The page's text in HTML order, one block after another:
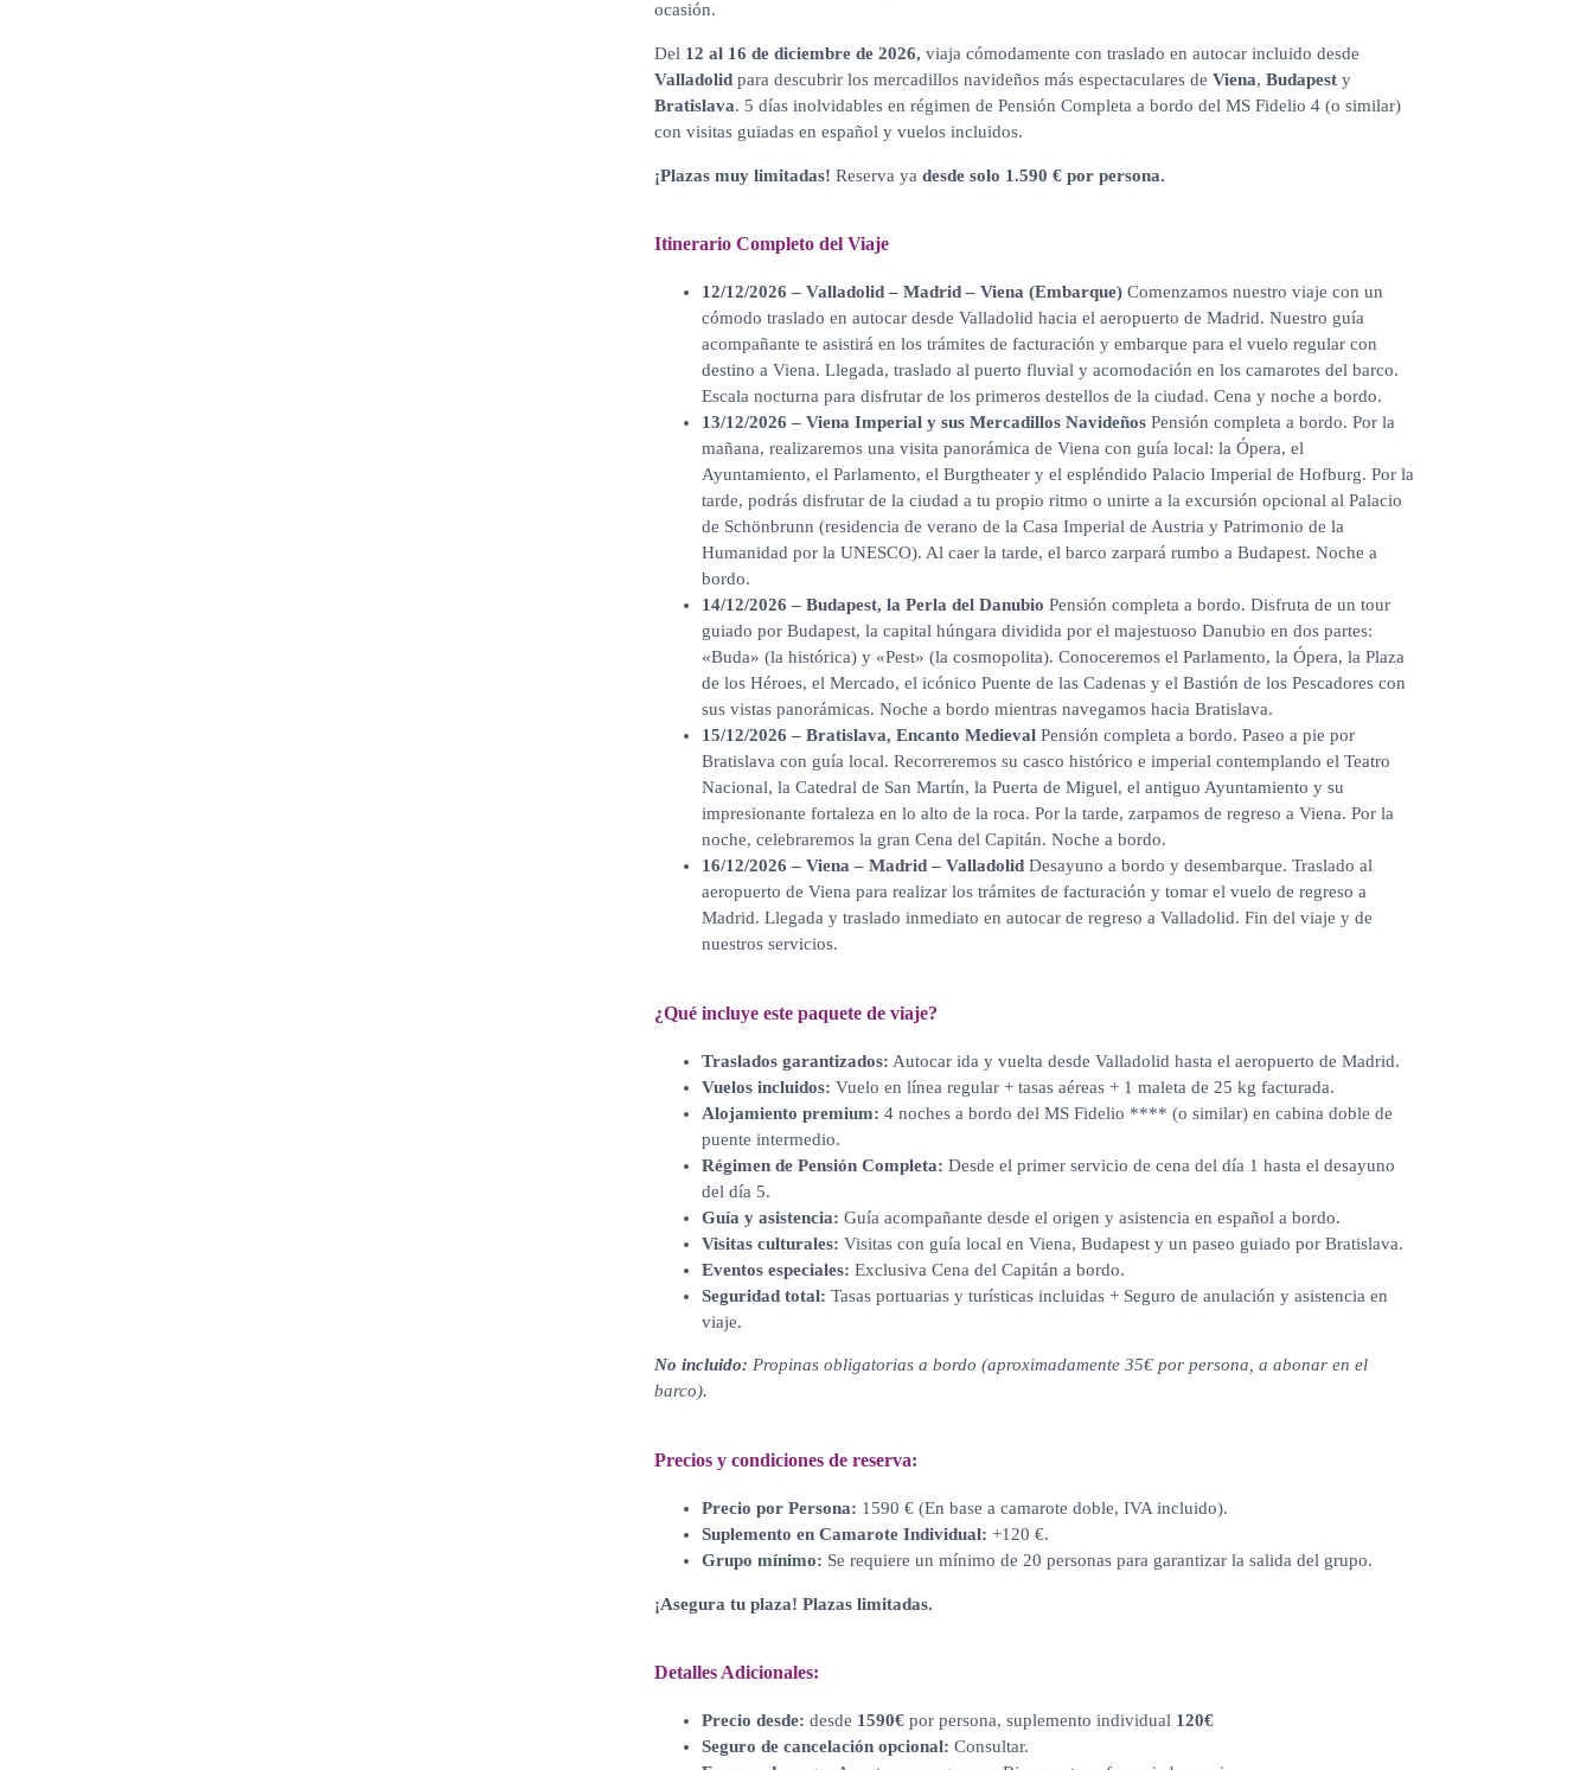
ocasión.
Del 12 al 16 de diciembre de 2026,viaja cómodamente con traslado en autocar incluido desde
Valladolidpara descubrir los mercadillos navideños más espectaculares deViena,Budapest y
Bratislava. 5 días inolvidables en régimen de Pensión Completa a bordo del MS Fidelio 4 (o similar)
con visitas guiadas en español y vuelos incluidos.
¡Plazas muy limitadas!Reserva yadesde solo 1.590 € por persona.
Itinerario Completo del Viaje
12/12/2026 –Valladolid – Madrid – Viena (Embarque) Comenzamos nuestro viaje con un
cómodo traslado en autocar desde Valladolid hacia el aeropuerto de Madrid. Nuestro guía
acompañante te asistirá en los trámites de facturación y embarque para el vuelo regular con
destino a Viena. Llegada, traslado al puerto fluvial y acomodación en los camarotes del barco.
Escala nocturna para disfrutar de los primeros destellos de la ciudad. Cena y noche a bordo.
13/12/2026 – Viena Imperial y sus Mercadillos Navideños Pensión completa a bordo. Por la
mañana, realizaremos una visita panorámica de Viena con guía local: la Ópera, el
Ayuntamiento, el Parlamento, el Burgtheater y el espléndido Palacio Imperial de Hofburg. Por la
tarde, podrás disfrutar de la ciudad a tu propio ritmo o unirte a la excursión opcional al Palacio
de Schönbrunn (residencia de verano de la Casa Imperial de Austria y Patrimonio de la
Humanidad por la UNESCO). Al caer la tarde, el barco zarpará rumbo a Budapest. Noche a
bordo.
14/12/2026 – Budapest, la Perla del Danubio Pensión completa a bordo. Disfruta de un tour
guiado por Budapest, la capital húngara dividida por el majestuoso Danubio en dos partes:
«Buda» (la histórica) y «Pest» (la cosmopolita). Conoceremos el Parlamento, la Ópera, la Plaza
de los Héroes, el Mercado, el icónico Puente de las Cadenas y el Bastión de los Pescadores con
sus vistas panorámicas. Noche a bordo mientras navegamos hacia Bratislava.
15/12/2026 – Bratislava, Encanto Medieval Pensión completa a bordo. Paseo a pie por
Bratislava con guía local. Recorreremos su casco histórico e imperial contemplando el Teatro
Nacional, la Catedral de San Martín, la Puerta de Miguel, el antiguo Ayuntamiento y su
impresionante fortaleza en lo alto de la roca. Por la tarde, zarpamos de regreso a Viena. Por la
noche, celebraremos la gran Cena del Capitán. Noche a bordo.
16/12/2026 – Viena – Madrid – Valladolid Desayuno a bordo y desembarque. Traslado al
aeropuerto de Viena para realizar los trámites de facturación y tomar el vuelo de regreso a
Madrid. Llegada y traslado inmediato en autocar de regreso a Valladolid. Fin del viaje y de
nuestros servicios.
¿Qué incluye este paquete de viaje?
Traslados garantizados: Autocar ida y vuelta desde Valladolid hasta el aeropuerto de Madrid.
Vuelos incluidos: Vuelo en línea regular + tasas aéreas + 1 maleta de 25 kg facturada.
Alojamiento premium: 4 noches a bordo del MS Fidelio **** (o similar) en cabina doble de
puente intermedio.
Régimen de Pensión Completa: Desde el primer servicio de cena del día 1 hasta el desayuno
del día 5.
Guía y asistencia: Guía acompañante desde el origen y asistencia en español a bordo.
Visitas culturales: Visitas con guía local en Viena, Budapest y un paseo guiado por Bratislava.
Eventos especiales: Exclusiva Cena del Capitán a bordo.
Seguridad total: Tasas portuarias y turísticas incluidas + Seguro de anulación y asistencia en
viaje.
No incluido: Propinas obligatorias a bordo (aproximadamente 35€ por persona, a abonar en el
barco).
Precios y condiciones de reserva:
Precio por Persona: 1590 € (En base a camarote doble, IVA incluido).
Suplemento en Camarote Individual: +120 €.
Grupo mínimo: Se requiere un mínimo de 20 personas para garantizar la salida del grupo.
¡Asegura tu plaza! Plazas limitadas.
Detalles Adicionales:
Precio desde: desde 1590€ por persona, suplemento individual 120€
Seguro de cancelación opcional: Consultar.